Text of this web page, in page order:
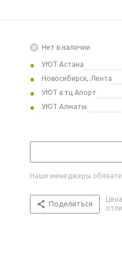
Нет в наличии
УЮТ Астана
Новосибирск, Лента
УЮТ в тц Апорт
УЮТ Алматы
Наши менеджеры
Поделиться